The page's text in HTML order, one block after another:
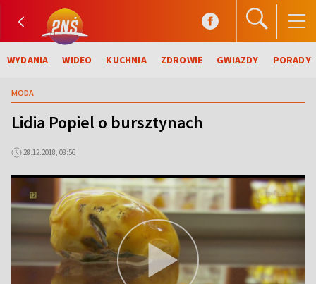
WYDANIA WIDEO KUCHNIA ZDROWIE GWIAZDY PORADY
MODA
Lidia Popiel o bursztynach
28.12.2018, 08:56